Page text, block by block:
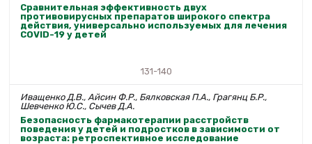
Сравнительная эффективность двух
противовирусных препаратов широкого спектра
действия, универсально используемых для лечения
COVID-19 у детей
131-140
Иващенко Д.В., Айсин Ф.Р., Бялковская П.А., Грагянц Б.Р.,
Шевченко Ю.С., Сычев Д.А.
Безопасность фармакотерапии расстройств
поведения у детей и подростков в зависимости от
возраста: ретроспективное исследование